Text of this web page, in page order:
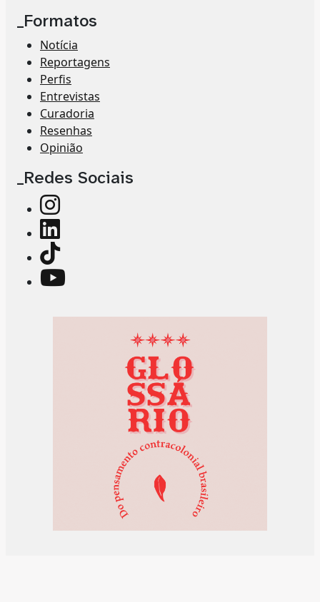
_Formatos
Notícia
Reportagens
Perfis
Entrevistas
Curadoria
Resenhas
Opinião
_Redes Sociais